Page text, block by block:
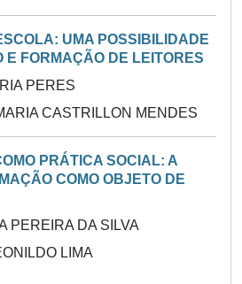
UMA POSSIBILIDADE
E FORMAÇÃO DE LEITORES
PERES
CASTRILLON MENDES
PRÁTICA SOCIAL: A
COMO OBJETO DE
PEREIRA DA SILVA
LIMA